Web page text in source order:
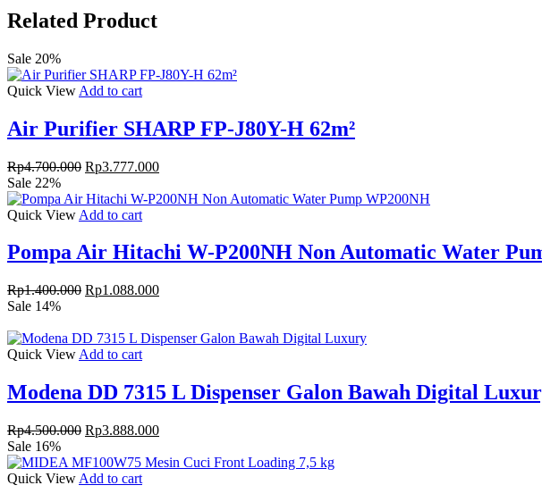
Related Product
Sale 20%
Quick View Add to cart
Air Purifier SHARP FP-J80Y-H 62m²
Rp4.700.000 Original
was:
Rp4.700.000.
Rp3.777.000Current
is:
Sale 22%
Quick View Add to cart
Pompa Air Hitachi W-P200NH Non Automatic Water
Rp1.400.000 Original
Rp1.400.000.
Rp1.088.000Current
Rp1.088.000.
Sale 14%
Quick View Add to cart
Modena DD 7315 L Dispenser Galon Bawah Digital
Rp4.500.000 Original
was:
Rp4.500.000.
Rp3.888.000Current
is:
Sale 16%
Quick View Add to cart